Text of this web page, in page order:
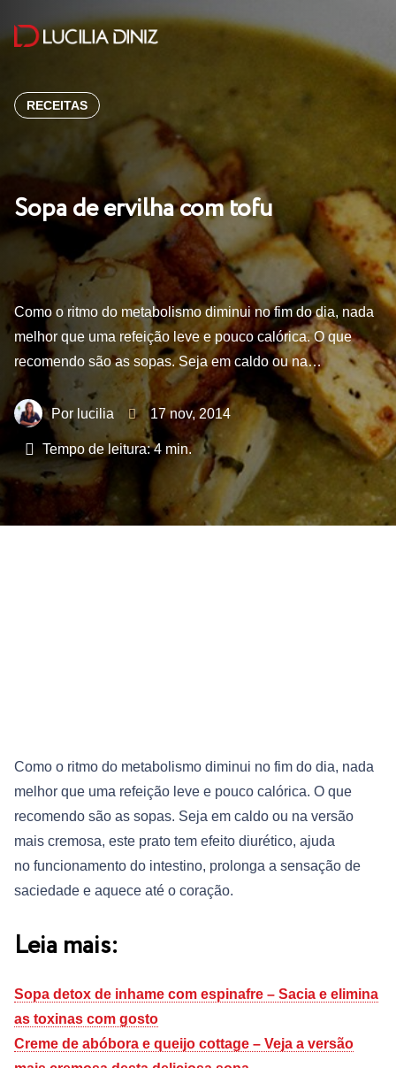
RECEITAS
Sopa de ervilha com tofu
Como o ritmo do metabolismo diminui no fim do dia, nada
melhor que uma refeição leve e pouco calórica. O que
recomendo são as sopas. Seja em caldo ou na…
lucilia 17 nov, 2014
Tempo de leitura: 4 min.
Como o ritmo do metabolismo diminui no fim do dia, nada
melhor que uma refeição leve e pouco calórica. O que
recomendo são as sopas. Seja em caldo ou na versão
mais cremosa, este prato tem efeito diurético, ajuda
no funcionamento do intestino, prolonga a sensação de
saciedade e aquece até o coração.
Leia mais:
Sopa detox de inhame com espinafre – Sacia e elimina
as toxinas com gosto
Creme de abóbora e queijo cottage – Veja a versão